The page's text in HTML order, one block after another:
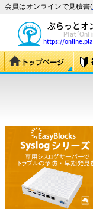
会員はオンラインで見積書(